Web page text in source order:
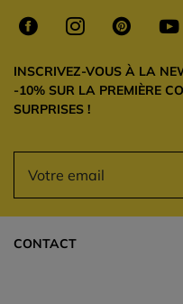
INSCRIVEZ-VOUS À LA
-10% SUR LA PREMIÈRE
SURPRISES !
CONTACT